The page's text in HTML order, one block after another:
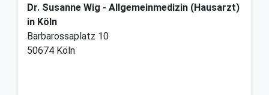
Dr. Susanne Wig - Allgemeinmedizin (Hausarzt)
in Köln
Barbarossaplatz 10
50674 Köln